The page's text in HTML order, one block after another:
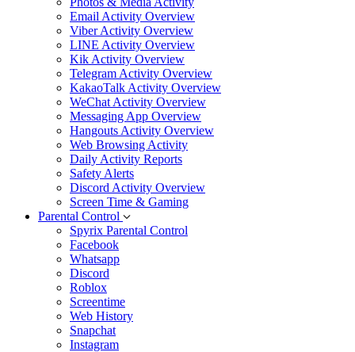
Email Activity Overview
Viber Activity Overview
LINE Activity Overview
Kik Activity Overview
Telegram Activity Overview
KakaoTalk Activity Overview
WeChat Activity Overview
Messaging App Overview
Hangouts Activity Overview
Web Browsing Activity
Daily Activity Reports
Safety Alerts
Discord Activity Overview
Screen Time & Gaming
Parental Control
Spyrix Parental Control
Facebook
Whatsapp
Discord
Roblox
Screentime
Web History
Snapchat
Instagram